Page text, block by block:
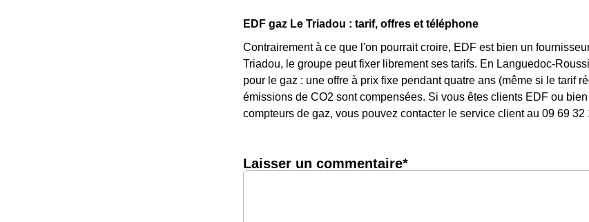
EDF gaz Le Triadou : tarif, offres et téléphone
Contrairement à ce que l'on pourrait croire, EDF est bien un
Triadou, le groupe peut fixer librement ses tarifs. En Languedoc-
pour le gaz : une offre à prix fixe pendant quatre ans (même si le tarif
émissions de CO2 sont compensées. Si vous êtes clients EDF ou
compteurs de gaz, vous pouvez contacter le service client au 09 69 32
Laisser un commentaire*